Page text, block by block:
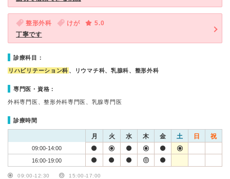
整形外科 けが
5.0
丁寧です
診療科目：
リハビリテーション科 、リウマチ科、乳腺科、整形外科
専門医・資格：
外科専門医、整形外科専門医、乳腺専門医
診療時間
月 火 水 木 金 土 日 祝
09:00-14:00
16:00-19:00
09:00-12:30 15:00-17:00